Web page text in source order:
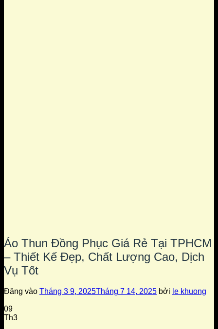
Áo Thun Đồng Phục Giá Rẻ Tại TPHCM
– Thiết Kế Đẹp, Chất Lượng Cao, Dịch
Vụ Tốt
Đăng vào Tháng 3 9, 2025Tháng 7 14, 2025 bởi le khuong
09
Th3